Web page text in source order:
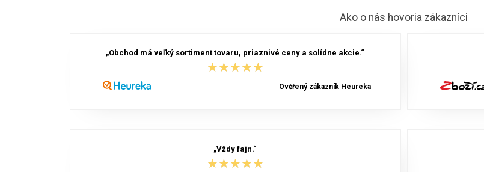
Ako o nás hovoria zákazníci
„Obchod má veľký sortiment tovaru, priaznivé ceny a solídne akcie.“
★★★★★
★★★★★
Ověřený zákazník Heureka
„Vždy fajn.“
★★★★★
★★★★★